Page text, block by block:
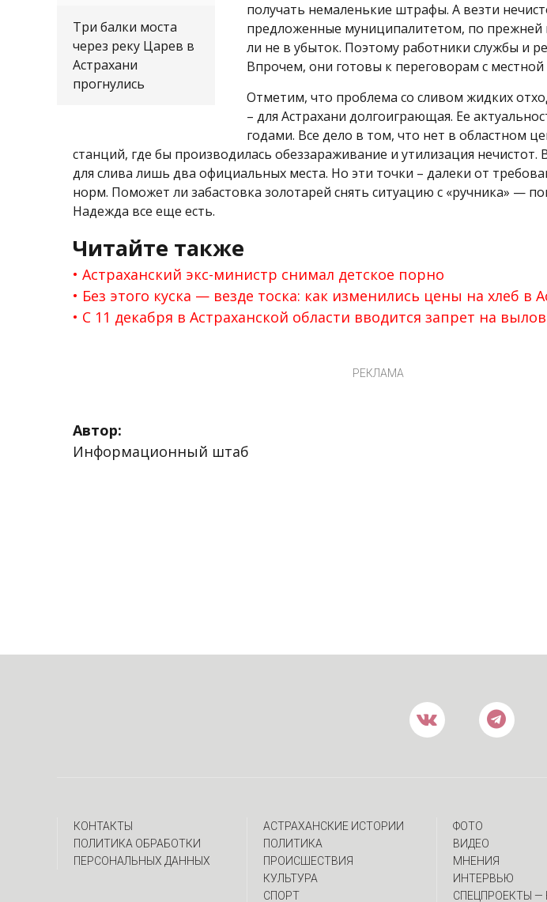
Три балки моста
через реку Царев в
Астрахани
прогнулись
получать немаленькие штрафы. А везти
предложенные муниципалитетом, по прежней
ли не в убыток. Поэтому работники службы и
Впрочем, они готовы к переговорам с местной
Отметим, что проблема со сливом жидких
– для Астрахани долгоиграющая. Ее
годами. Все дело в том, что нет в областном
станций, где бы производилась обеззараживание и утилизация нечистот.
для слива лишь два официальных места. Но эти точки – далеки от
норм. Поможет ли забастовка золотарей снять ситуацию с «ручника» —
Надежда все еще есть.
Читайте также
Астраханский экс-министр снимал детское порно
Без этого куска — везде тоска: как изменились цены на хлеб в
С 11 декабря в Астраханской области вводится запрет на
РЕКЛАМА
Автор:
Информационный штаб
КОНТАКТЫ
ПОЛИТИКА ОБРАБОТКИ
ПЕРСОНАЛЬНЫХ ДАННЫХ
АСТРАХАНСКИЕ ИСТОРИИ
ПОЛИТИКА
ПРОИСШЕСТВИЯ
КУЛЬТУРА
СПОРТ
ФОТО
ВИДЕО
МНЕНИЯ
ИНТЕРВЬЮ
CПЕЦПРОЕКТЫ —